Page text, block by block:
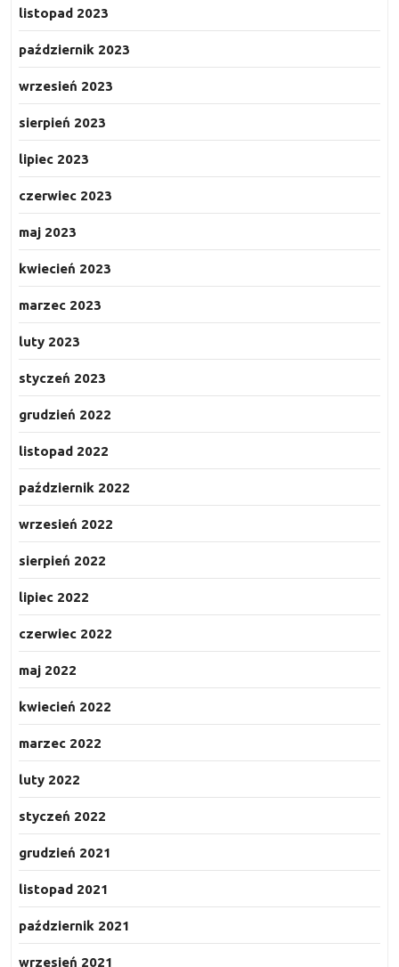
listopad 2023
październik 2023
wrzesień 2023
sierpień 2023
lipiec 2023
czerwiec 2023
maj 2023
kwiecień 2023
marzec 2023
luty 2023
styczeń 2023
grudzień 2022
listopad 2022
październik 2022
wrzesień 2022
sierpień 2022
lipiec 2022
czerwiec 2022
maj 2022
kwiecień 2022
marzec 2022
luty 2022
styczeń 2022
grudzień 2021
listopad 2021
październik 2021
wrzesień 2021